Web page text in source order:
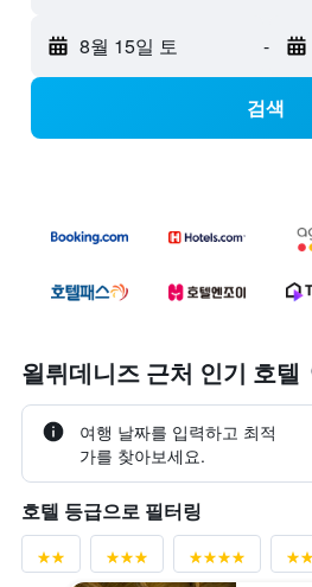
8월 15일 토 -
검색
욀뤼데니즈 근처 인기 호텔
여행 날짜를 입력하고 최적
가를 찾아보세요.
호텔 등급으로 필터링